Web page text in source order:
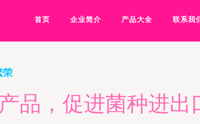
首页 企业简介 产品大全 联系我
荣
品，促进菌种进出